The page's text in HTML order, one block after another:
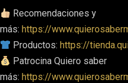
Recomendaciones y
más: https://
Productos:https://
Patrocina Quiero saber
más: https://